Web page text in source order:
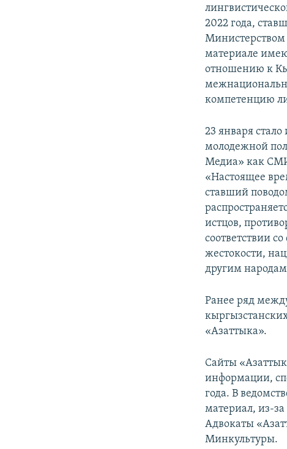
2022 года,
Министерством
материале
отношению к
компетенцию
23 января
молодежной
Медиа» как
«Настоящее
ставший
истцов,
соответствии
жестокости,
другим
Ранее ряд
«Азаттыка».
Сайты
информации,
года. В
материал, из-
Адвокаты
Минкультуры.